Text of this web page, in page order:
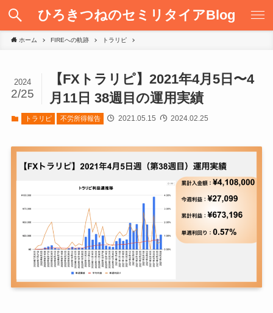
ひろきつねのセミリタイアBlog
ホーム FIREへの軌跡 トラリピ
【FXトラリピ】2021年4月5日〜4
月11日 38週目の運用実績
2024
2/25
トラリピ 不労所得報告 2021.05.15 2024.02.25